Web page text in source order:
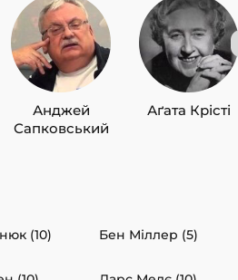
Анджей
Сапковський
Аґата Крісті
(10) Бен Міллер (5)